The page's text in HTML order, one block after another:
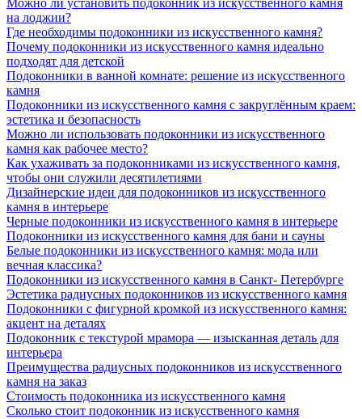
Можно ли установить подоконник из искусственного камня
на лоджии?
Где необходимы подоконники из искусственного камня?
Почему подоконники из искусственного камня идеально
подходят для детской
Подоконники в ванной комнате: решение из искусственного
камня
Подоконники из искусственного камня с закруглённым краем:
эстетика и безопасность
Можно ли использовать подоконники из искусственного
камня как рабочее место?
Как ухаживать за подоконниками из искусственного камня,
чтобы они служили десятилетиями
Дизайнерские идеи для подоконников из искусственного
камня в интерьере
Черные подоконники из искусственного камня в интерьере
Подоконники из искусственного камня для бани и сауны
Белые подоконники из искусственного камня: мода или
вечная классика?
Подоконники из искусственного камня в Санкт- Петербурге
Эстетика радиусных подоконников из искусственного камня
Подоконники с фигурной кромкой из искусственного камня:
акцент на деталях
Подоконник с текстурой мрамора — изысканная деталь для
интерьера
Преимущества радиусных подоконников из искусственного
камня на заказ
Стоимость подоконника из искусственного камня
Сколько стоит подоконник из искусственного камня